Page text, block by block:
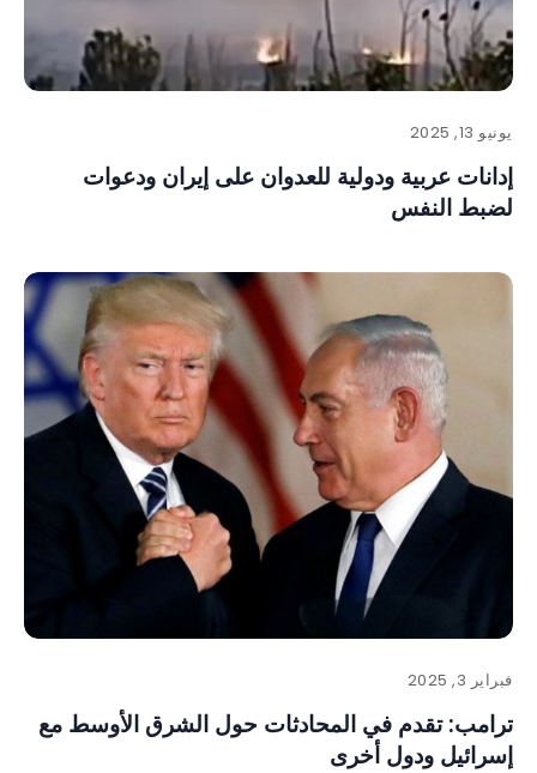
يونيو 13, 2025
إدانات عربية ودولية للعدوان على إيران ودعوات
لضبط النفس
فبراير 3, 2025
ترامب: تقدم في المحادثات حول الشرق الأوسط مع
إسرائيل ودول أخرى